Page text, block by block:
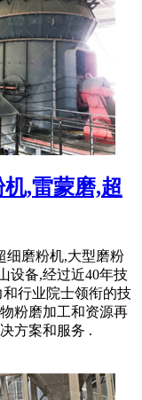
,雷蒙磨,超
细磨粉机,大型磨粉
设备,经过近40年技
行业院士领衔的技
粉磨加工和资源再
方案和服务 .